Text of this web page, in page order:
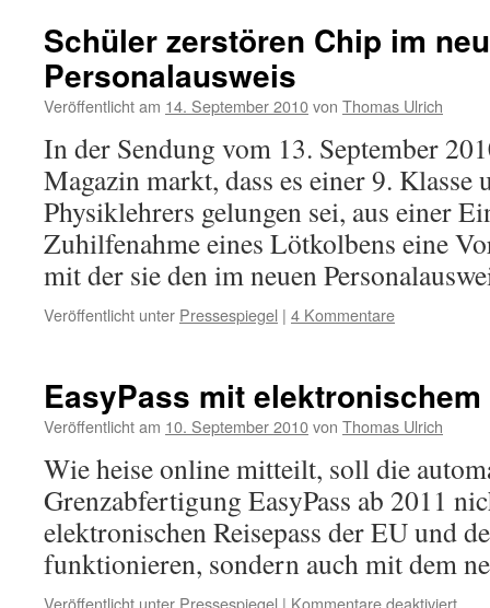
Schüler zerstören Chip im
Personalausweis
Veröffentlicht am 14. September 2010von Thomas Ulrich
In der Sendung vom 13. September
Magazin markt, dass es einer 9.
Physiklehrers gelungen sei, aus einer
Zuhilfenahme eines Lötkolbens eine
mit der sie den im neuen
Veröffentlicht unter Pressespiegel | 4 Kommentare
EasyPass mit
Veröffentlicht am 10. September 2010von Thomas Ulrich
Wie heise online mitteilt, soll die
Grenzabfertigung EasyPass ab 2011
elektronischen Reisepass der EU und
funktionieren, sondern auch mit dem
Veröffentlicht unter Pressespiegel | Kommentare deaktiviertfür